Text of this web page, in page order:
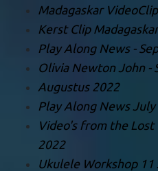
Madagaskar
Kerst Clip
Play Along News -
Olivia Newton John -
Augustus 2022
Play Along News July
Video's from the Lost
2022
Ukulele Workshop 11